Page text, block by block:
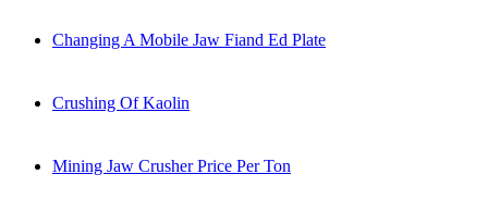
Changing A Mobile Jaw Fiand Ed Plate
Crushing Of Kaolin
Mining Jaw Crusher Price Per Ton